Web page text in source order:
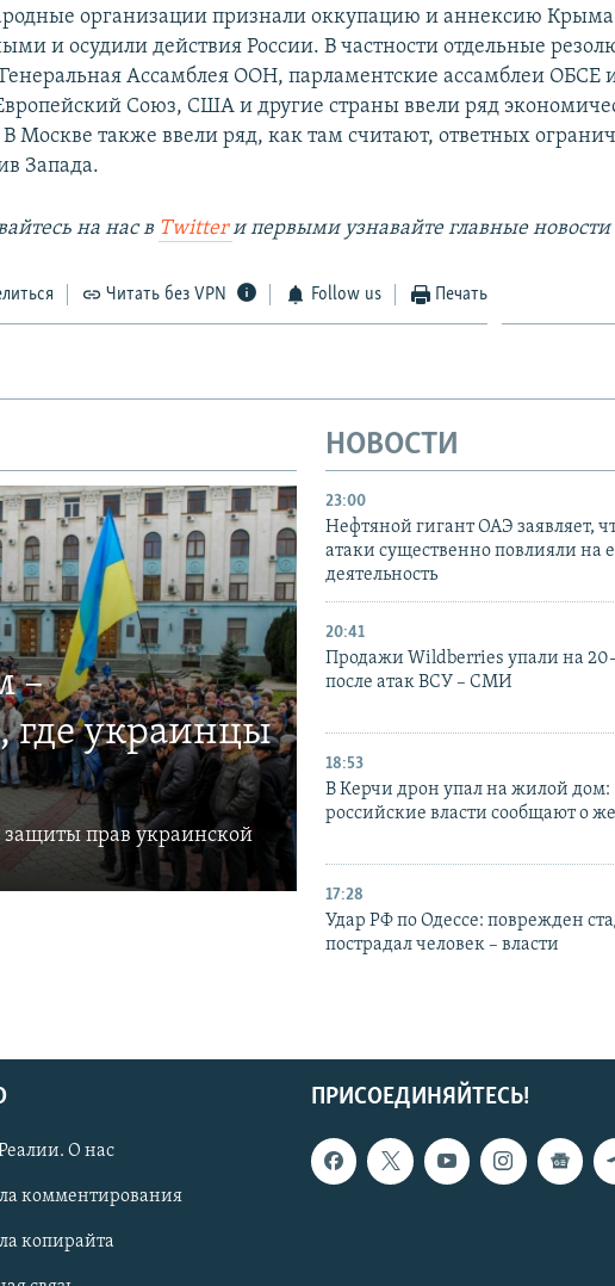
организации признали оккупацию и аннексию Крыма
и осудили действия России. В частности отдельные
Ассамблея ООН, парламентские ассамблеи ОБСЕ
Союз, США и другие страны ввели ряд
Москве также ввели ряд, как там считают, ответных
Запада.
на наc в Twitterи первыми узнавайте главные новости
Читать без VPN Follow us Печать
–
где украинцы
защиты прав украинской
НОВОСТИ
23:00
Нефтяной гигант ОАЭ заявляет,
атаки существенно повлияли на
деятельность
20:41
Продажи Wildberries упали на
после атак ВСУ – СМИ
18:53
В Керчи дрон упал на жилой дом:
российские власти сообщают о
17:28
Удар РФ по Одессе: поврежден
пострадал человек – власти
ПРИСОЕДИНЯЙТЕСЬ!
О нас
комментирования
копирайта